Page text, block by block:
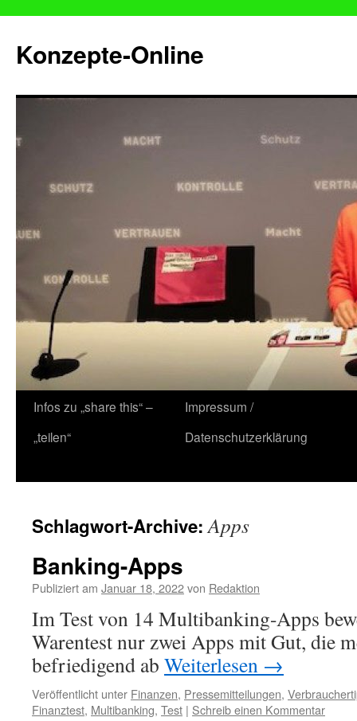
Konzepte-Online
Zum
Inhalt
Infos zu „share this“ –
„teilen“
Impressum /
Datenschutzerklärung
Schlagwort-Archive:Apps
Banking-Apps
Publiziert am Januar 18, 2022von Redaktion
Im Test von 14 Multibanking-Apps
Warentest nur zwei Apps mit Gut, die
befriedigend ab Weiterlesen →
Veröffentlicht unter Finanzen, Pressemitteilungen,
Finanztest, Multibanking, Test | Schreib einen Kommentar